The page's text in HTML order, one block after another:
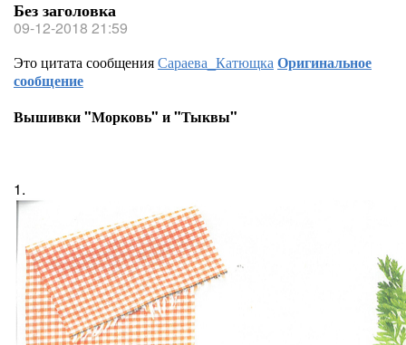
Без заголовка
09-12-2018 21:59
Это цитата сообщенияСараева_КатющкаОригинальное
сообщение
Вышивки "Морковь" и "Тыквы"
1.